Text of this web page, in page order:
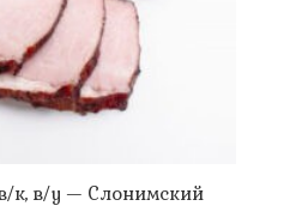
в/у — Слонимский